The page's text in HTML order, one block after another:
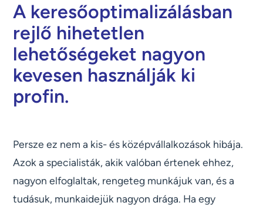
A keresőoptimalizálásban
rejlő hihetetlen
lehetőségeket nagyon
kevesen használják ki
profin.
Persze ez nem a kis- és középvállalkozások hibája.
Azok a specialisták, akik valóban értenek ehhez,
nagyon elfoglaltak, rengeteg munkájuk van, és a
tudásuk, munkaidejük nagyon drága. Ha egy